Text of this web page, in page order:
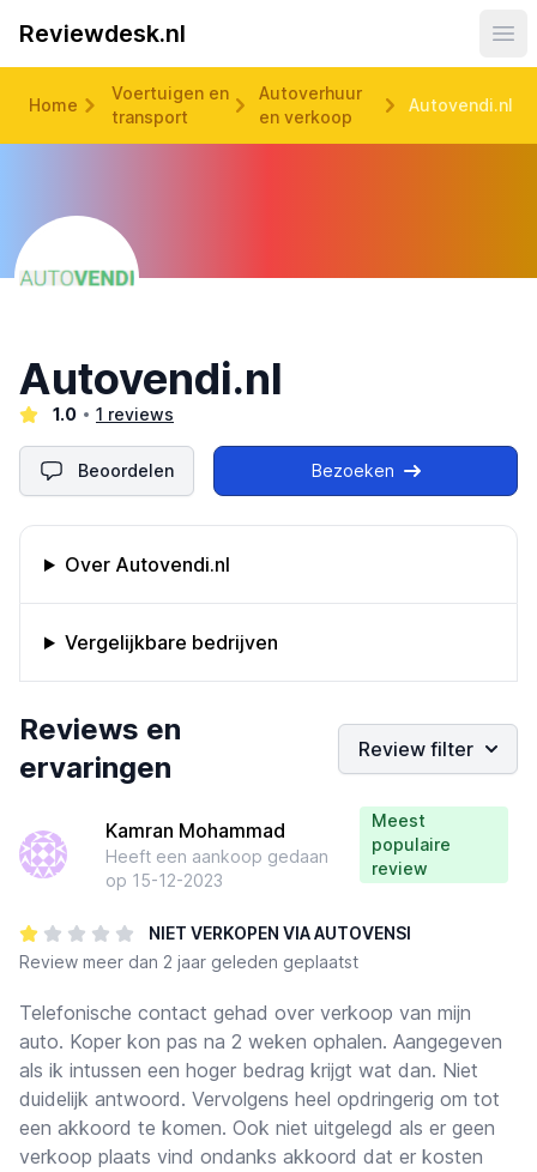
Reviewdesk.nl
Home
Voertuigen en
transport
Autoverhuur
en verkoop
Autovendi.nl
Autovendi.nl
1.0 1 reviews
Beoordelen Bezoeken
Omschrijving bedrijf
Over Autovendi.nl
Vergelijkbare bedrijven
Bedrijfs reviews
Reviews en
ervaringen
Review filter
Kamran Mohammad
Heeft een aankoop gedaan
op 15-12-2023
Meest
populaire
review
NIET VERKOPEN VIA AUTOVENSI
Review meer dan 2 jaar geleden geplaatst
Telefonische contact gehad over verkoop van mijn
auto. Koper kon pas na 2 weken ophalen. Aangegeven
als ik intussen een hoger bedrag krijgt wat dan. Niet
duidelijk antwoord. Vervolgens heel opdringerig om tot
een akkoord te komen. Ook niet uitgelegd als er geen
verkoop plaats vind ondanks akkoord dat er kosten